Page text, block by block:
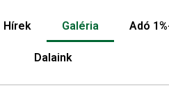
Hírek Galéria Adó
Dalaink